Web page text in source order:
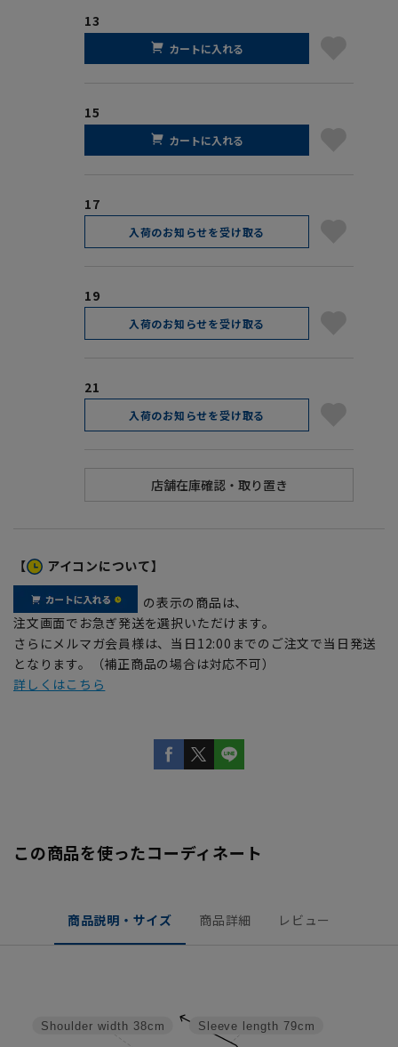
13
カートに入れる
15
カートに入れる
17
入荷のお知らせを受け取る
19
入荷のお知らせを受け取る
21
入荷のお知らせを受け取る
【 アイコンについて】
の表示の商品は、
注文画面でお急ぎ発送を選択いただけます。
さらにメルマガ会員様は、当日12:00までのご注文で当日発送
となります。（補正商品の場合は対応不可）
詳しくはこちら
この商品を使ったコーディネート
商品説明・サイズ 商品詳細 レビュー
Sleeve length 79cm
Shoulder width 38cm